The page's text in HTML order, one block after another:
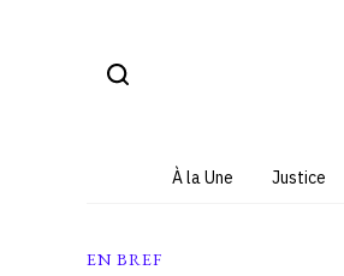
À la Une Justice
EN BREF